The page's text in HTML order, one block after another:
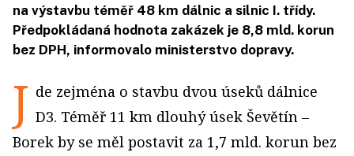
na výstavbu téměř 48 km dálnic a silnic I. třídy.
Předpokládaná hodnota zakázek je 8,8 mld. korun
bez DPH, informovalo ministerstvo dopravy.
J de zejména o stavbu dvou úseků dálnice
D3. Téměř 11 km dlouhý úsek Ševětín –
Borek by se měl postavit za 1,7 mld. korun bez